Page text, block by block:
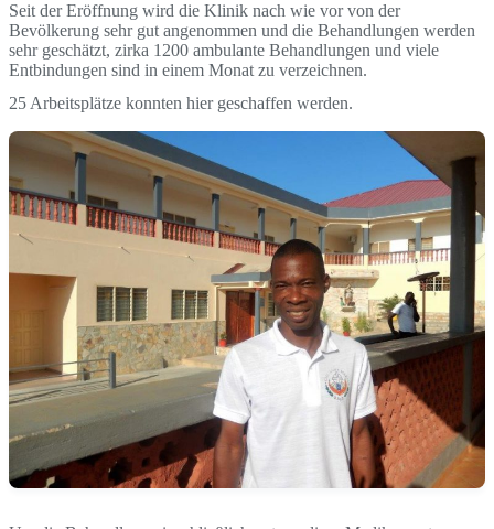
Seit der Eröffnung wird die Klinik nach wie vor von der
Bevölkerung sehr gut angenommen und die Behandlungen werden
sehr geschätzt, zirka 1200 ambulante Behandlungen und viele
Entbindungen sind in einem Monat zu verzeichnen.
25 Arbeitsplätze konnten hier geschaffen werden.